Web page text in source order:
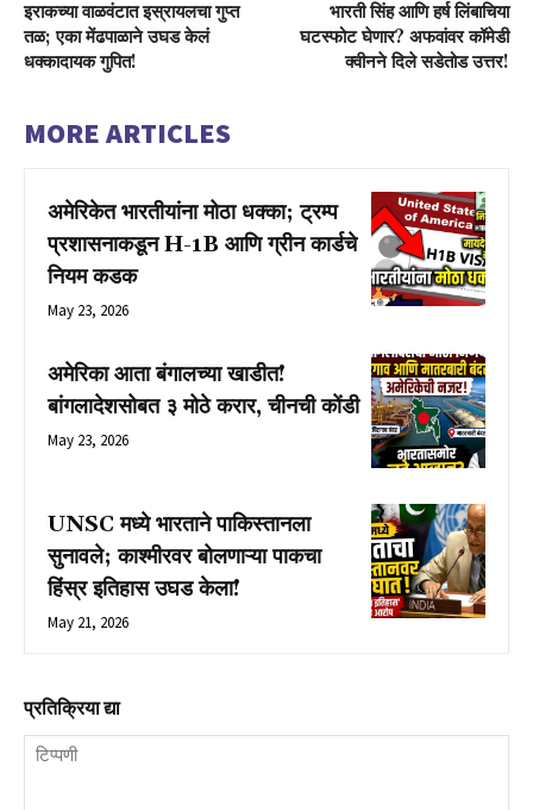
इराकच्या वाळवंटात इस्रायलचा गुप्त
तळ; एका मेंढपाळाने उघड केलं
धक्कादायक गुपित!
भारती सिंह आणि हर्ष लिंबाचिया
घटस्फोट घेणार? अफवांवर कॉमेडी
क्वीनने दिले सडेतोड उत्तर!
MORE ARTICLES
अमेरिकेत भारतीयांना मोठा धक्का; ट्रम्प
प्रशासनाकडून H-1B आणि ग्रीन कार्डचे
नियम कडक
May 23, 2026
अमेरिका आता बंगालच्या खाडीत!
बांगलादेशसोबत ३ मोठे करार, चीनची कोंडी
May 23, 2026
UNSC मध्ये भारताने पाकिस्तानला
सुनावले; काश्मीरवर बोलणाऱ्या पाकचा
हिंस्र इतिहास उघड केला!
May 21, 2026
प्रतिक्रिया द्या